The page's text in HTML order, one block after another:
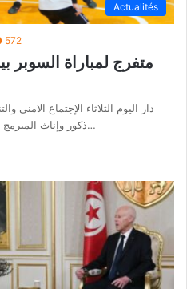
Actualités
572
دار اليوم الثلاثاء الإجتماع
ذكور وإناث المبرمج ليوم الجمعة 13 ديسمبر يشار إلى أن…